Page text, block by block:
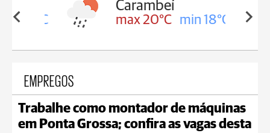
18°C
Carambeí
max 20°C min 18°C
EMPREGOS
Trabalhe como montador de máquinas
em Ponta Grossa; confira as vagas desta